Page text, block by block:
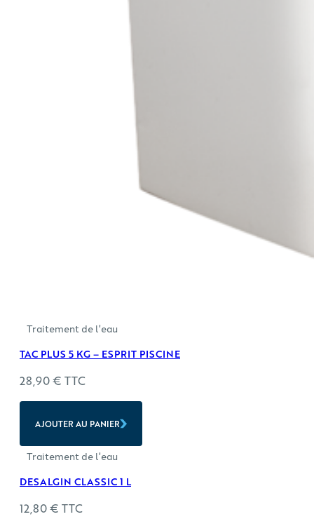
Traitement de l'eau
TAC PLUS 5 KG – ESPRIT PISCINE
28,90€ TTC
AJOUTER AU PANIER
Traitement de l'eau
DESALGIN CLASSIC 1 L
12,80€ TTC